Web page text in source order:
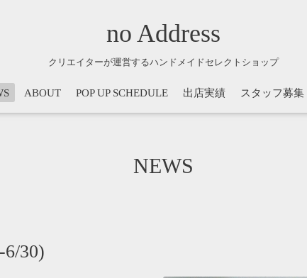
no Address
クリエイターが運営するハンドメイドセレクトショップ
ABOUT POP UP SCHEDULE 出店実績 スタッフ募集
NEWS
30)